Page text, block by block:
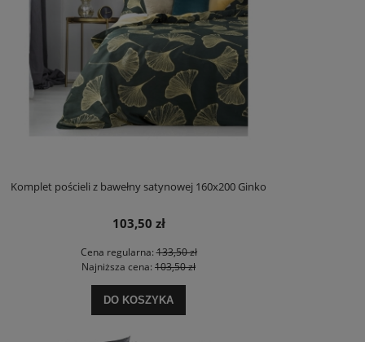
Komplet pościeli z bawełny satynowej 160x200 Ginko
103,50 zł
Cena regularna:133,50 zł
Najniższa cena: 103,50 zł
DO KOSZYKA